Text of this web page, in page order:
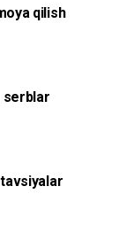
qilish
serblar